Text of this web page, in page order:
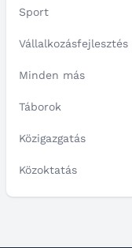
Sport
Vállalkozásfejlesztés
Minden más
Táborok
Közigazgatás
Közoktatás